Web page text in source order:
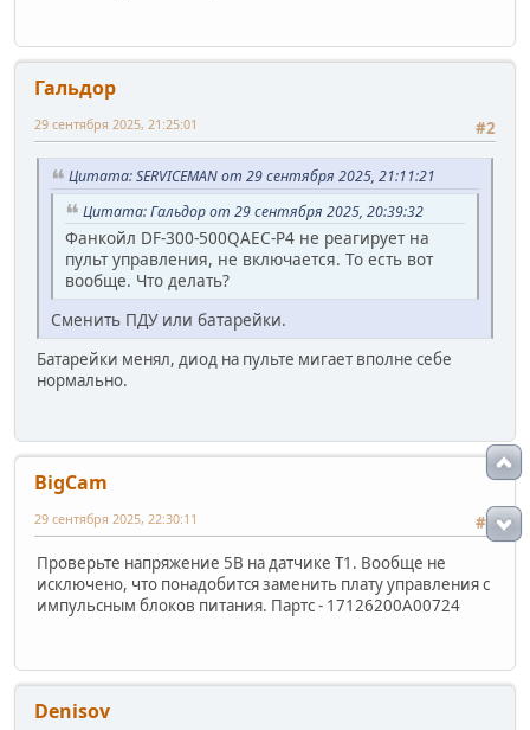
Гальдор
#2
29 сентября 2025, 21:25:01
Цитата: SERVICEMAN от 29 сентября 2025, 21:11:21
Цитата: Гальдор от 29 сентября 2025, 20:39:32
Фанкойл DF-300-500QAEC-P4 не реагирует на
пульт управления, не включается. То есть вот
вообще. Что делать?
Сменить ПДУ или батарейки.
Батарейки менял, диод на пульте мигает вполне себе
нормально.
BigCam
#3
29 сентября 2025, 22:30:11
Проверьте напряжение 5В на датчике T1. Вообще не
исключено, что понадобится заменить плату управления с
импульсным блоков питания. Партс - 17126200A00724
Denisov